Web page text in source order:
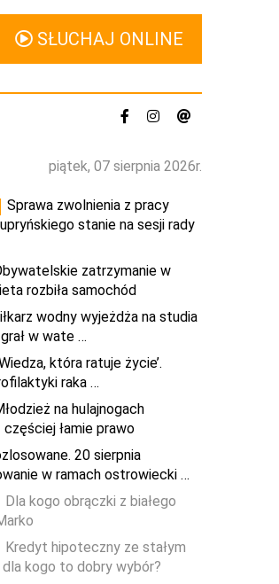
SŁUCHAJ ONLINE
piątek, 07 sierpnia 2026r.
Sprawa zwolnienia z pracy
stanie na sesji rady
zatrzymanie w
rozbiła samochód
wodny wyjeżdża na studia
w wate …
która ratuje życie’.
raka …
na hulajnogach
łamie prawo
20 sierpnia
w ramach ostrowiecki …
Dla kogo obrączki z białego
Kredyt hipoteczny ze stałym
kogo to dobry wybór?